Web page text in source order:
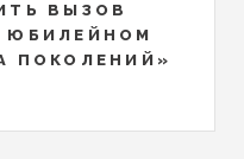
ВЫЗОВ
ЮБИЛЕЙНОМ
ПОКОЛЕНИЙ»